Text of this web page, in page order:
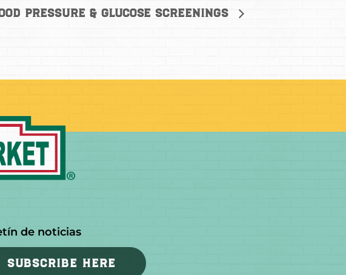
Pressure & Glucose Screenings
de noticias
SUBSCRIBE HERE